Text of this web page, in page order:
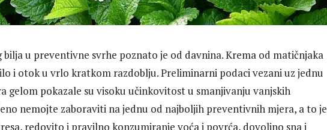
u preventivne svrhe poznato je od davnina. Krema od matičnjaka
i otok u vrlo kratkom razdoblju. Preliminarni podaci vezani uz jednu
gelom pokazale su visoku učinkovitost u smanjivanju vanjskih
nemojte zaboraviti na jednu od najboljih preventivnih mjera, a to je
redovito i pravilno konzumiranje voća i povrća, dovoljno sna i